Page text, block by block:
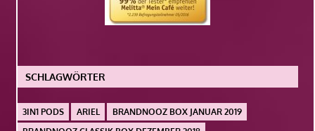
SCHLAGWÖRTER
3IN1 PODS ARIEL
BRANDNOOZ BOX JANUAR 2019